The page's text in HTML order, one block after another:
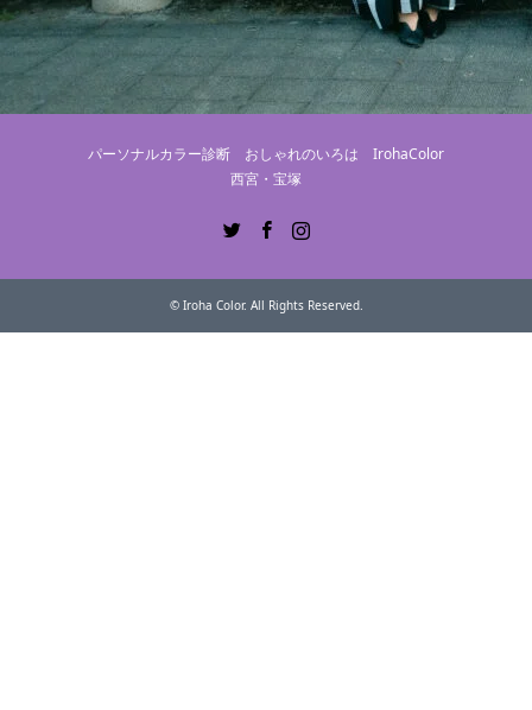
パーソナルカラー診断 おしゃれのいろは IrohaColor
西宮・宝塚
© Iroha Color. All Rights Reserved.